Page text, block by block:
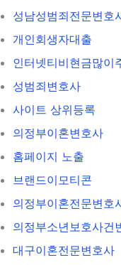
성남성범죄전문변호
개인회생자대출
인터넷티비현금많이
성범죄변호사
사이트 상위등록
의정부이혼변호사
홈페이지 노출
브랜드이모티콘
의정부이혼전문변호
의정부소년보호사건
대구이혼전문변호사